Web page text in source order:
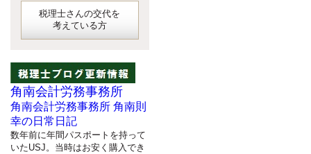
税理士さんの交代を
考えている方
角南会計労務事務所
角南会計労務事務所 角南則
幸の日常日記
数年前に年間パスポートを持って
いたUSJ。当時はお安く購入でき